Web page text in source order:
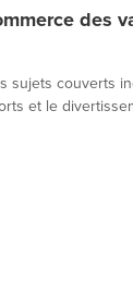
des
sujets couverts
et le